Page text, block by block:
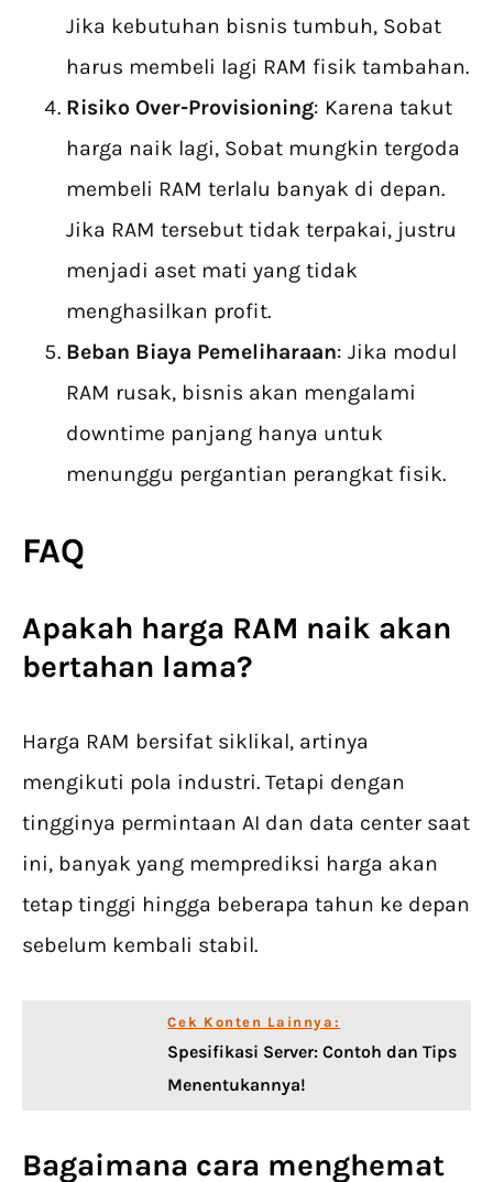
Jika kebutuhan bisnis tumbuh, Sobat
harus membeli lagi RAM fisik tambahan.
Risiko Over-Provisioning: Karena takut
harga naik lagi, Sobat mungkin tergoda
membeli RAM terlalu banyak di depan.
Jika RAM tersebut tidak terpakai, justru
menjadi aset mati yang tidak
menghasilkan profit.
Beban Biaya Pemeliharaan: Jika modul
RAM rusak, bisnis akan mengalami
downtime panjang hanya untuk
menunggu pergantian perangkat fisik.
FAQ
Apakah harga RAM naik akan
bertahan lama?
Harga RAM bersifat siklikal, artinya
mengikuti pola industri. Tetapi dengan
tingginya permintaan AI dan data center saat
ini, banyak yang memprediksi harga akan
tetap tinggi hingga beberapa tahun ke depan
sebelum kembali stabil.
Cek Konten Lainnya:
Spesifikasi Server: Contoh dan Tips
Menentukannya!
Bagaimana cara menghemat